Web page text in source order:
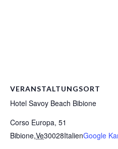
VERANSTALTUNGSORT
Hotel Savoy Beach Bibione
Corso Europa, 51
Bibione,Ve30028ItalienGoogle